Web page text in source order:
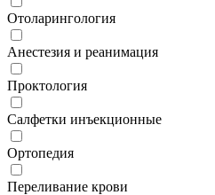
Отоларингология
Анестезия и реанимация
Проктология
Салфетки инъекционные
Ортопедия
Переливание крови